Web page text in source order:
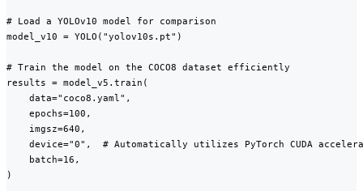
# Load a YOLOv10 model for comparison
model_v10 = YOLO("yolov10s.pt")
# Train the model on the COCO8 dataset efficiently
results = model_v5.train(
    data="coco8.yaml",
    epochs=100,
    imgsz=640,
device="0",  # Automatically utilizes PyTorch CUDA
    batch=16,
)